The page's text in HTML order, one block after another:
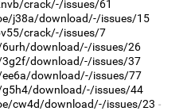
crack/-/issues/61
j38a/download/-/issues/15
crack/-/issues/7
download/-/issues/26
download/-/issues/37
download/-/issues/77
download/-/issues/44
cw4d/download/-/issues/23